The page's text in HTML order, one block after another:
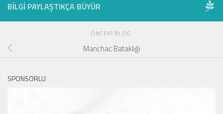
BILGI PAYLAŞTIKÇA BÜYÜR
ÖNCEKI BLOG
Manchac Bataklığı
SPONSORLU